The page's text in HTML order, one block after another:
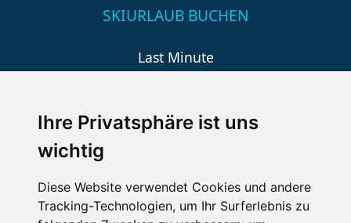
Ihre Privatsphäre ist uns
wichtig
Diese Website verwendet Cookies und andere
Tracking-Technologien, um Ihr Surferlebnis zu
SKIURLAUB BUCHEN
Last Minute
Wellness
SCHNEEHÖHEN SKI APP